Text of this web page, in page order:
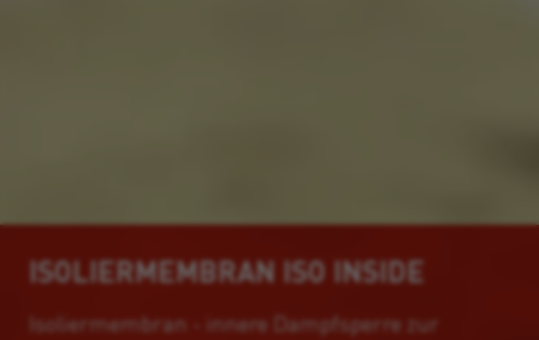
ISOLIERMEMBRAN ISO INSIDE
Isoliermembran - innere Dampfsperre zur